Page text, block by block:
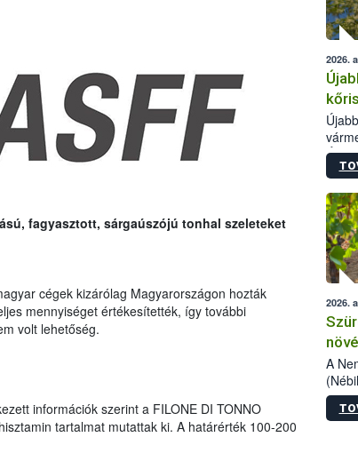
fagyasztott, sárgaúszójú tonhal szeleteket
cégek kizárólag Magyarországon hozták
mennyiséget értékesítették, így további
volt lehetőség.
információk szerint a FILONE DI TONNO
tartalmat mutattak ki. A határérték 100-200
2026.
2026.
A